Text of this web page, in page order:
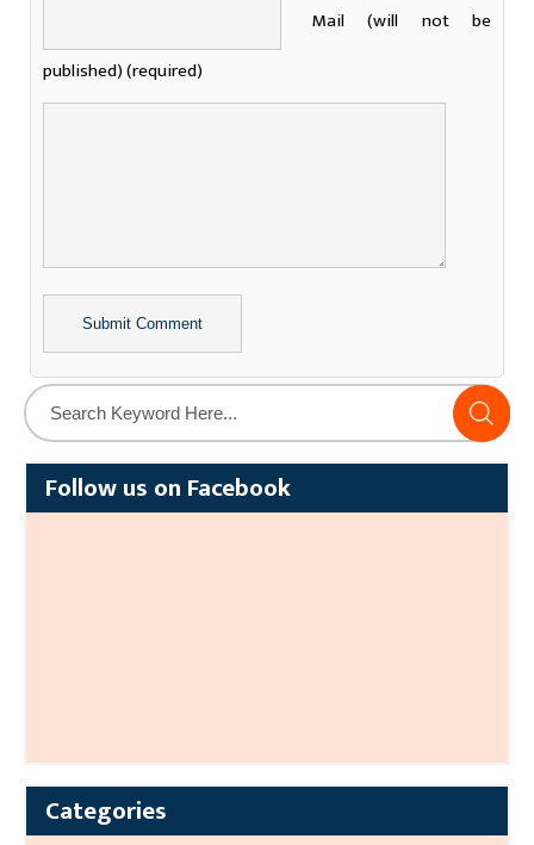
Mail (will not be
published) (required)
Alternative:
Follow us on Facebook
Categories